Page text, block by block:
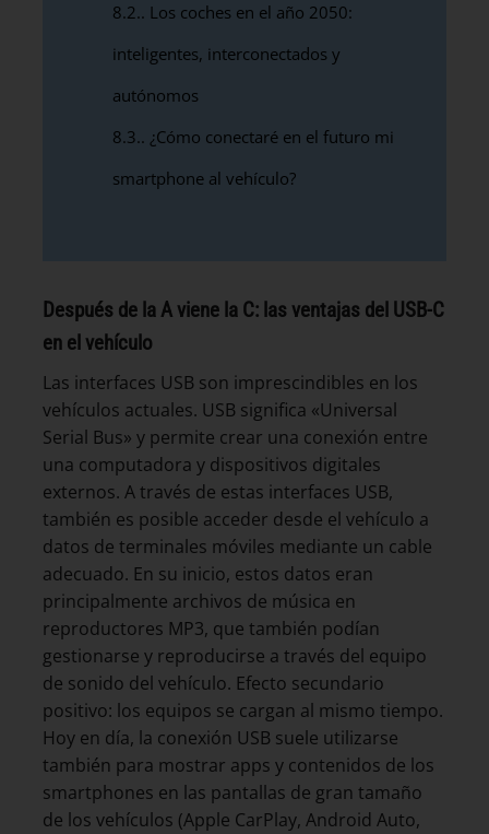
8.2. Los coches en el año 2050:
inteligentes, interconectados y
autónomos
8.3. ¿Cómo conectaré en el futuro mi
smartphone al vehículo?
Después de la A viene la C: las ventajas del USB-C
en el vehículo
Las interfaces USB son imprescindibles en los
vehículos actuales. USB significa «Universal
Serial Bus» y permite crear una conexión entre
una computadora y dispositivos digitales
externos. A través de estas interfaces USB,
también es posible acceder desde el vehículo a
datos de terminales móviles mediante un cable
adecuado. En su inicio, estos datos eran
principalmente archivos de música en
reproductores MP3, que también podían
gestionarse y reproducirse a través del equipo
de sonido del vehículo. Efecto secundario
positivo: los equipos se cargan al mismo tiempo.
Hoy en día, la conexión USB suele utilizarse
también para mostrar apps y contenidos de los
smartphones en las pantallas de gran tamaño
de los vehículos (Apple CarPlay, Android Auto,